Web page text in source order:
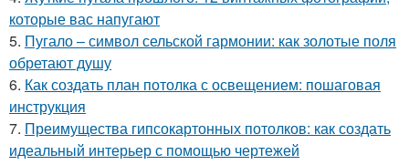
которые вас напугают
5. Пугало – символ сельской гармонии: как золотые поля
обретают душу
6. Как создать план потолка с освещением: пошаговая
инструкция
7. Преимущества гипсокартонных потолков: как создать
идеальный интерьер с помощью чертежей